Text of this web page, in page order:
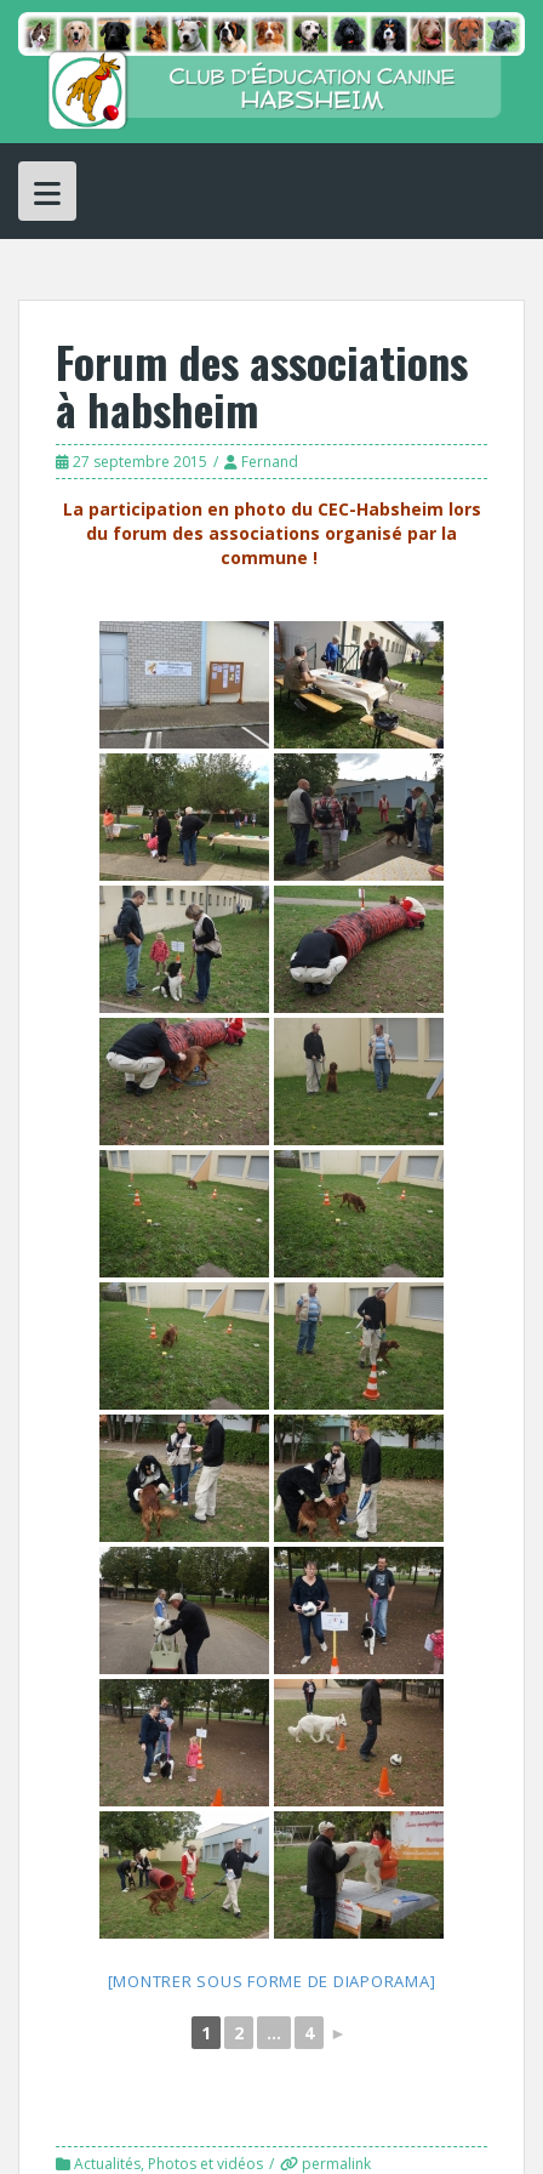
Skip
content
Forum des associations
à habsheim
27 septembre 2015 Fernand
La participation en photo du CEC-Habsheim lors
du forum des associations organisé par la
commune !
[MONTRER SOUS FORME DE DIAPORAMA]
1 2 ... 4 ►
Actualités, Photos et vidéos permalink